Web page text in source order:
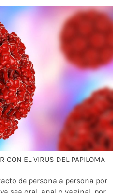
CON EL VIRUS DEL PAPILOMA
de persona a persona por